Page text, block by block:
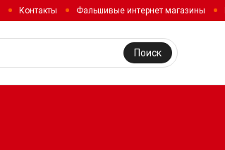
Контакты Фальшивые интернет магазины
Поиск